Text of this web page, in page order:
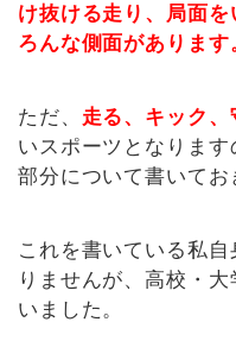
け抜ける走り、局面
ろんな側面があります
ただ、 走る、キック、
いスポーツとなりま
部分について書いてお
これを書いている私
りませんが、高校・
いました。